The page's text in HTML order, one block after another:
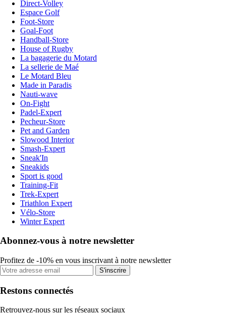
Direct-Volley
Espace Golf
Foot-Store
Goal-Foot
Handball-Store
House of Rugby
La bagagerie du Motard
La sellerie de Maé
Le Motard Bleu
Made in Paradis
Nauti-wave
On-Fight
Padel-Expert
Pecheur-Store
Pet and Garden
Slowood Interior
Smash-Expert
Sneak'In
Sneakids
Sport is good
Training-Fit
Trek-Expert
Triathlon Expert
Vélo-Store
Winter Expert
Abonnez-vous à notre newsletter
Profitez de -10% en vous inscrivant à notre newsletter
S'inscrire
Restons connectés
Retrouvez-nous sur les réseaux sociaux